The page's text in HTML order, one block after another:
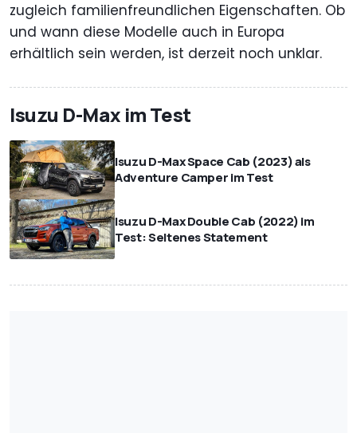
zugleich familienfreundlichen Eigenschaften. Ob
und wann diese Modelle auch in Europa
erhältlich sein werden, ist derzeit noch unklar.
Isuzu D-Max im Test
Isuzu D-Max Space Cab (2023) als
Adventure Camper im Test
Isuzu D-Max Double Cab (2022) im
Test: Seltenes Statement